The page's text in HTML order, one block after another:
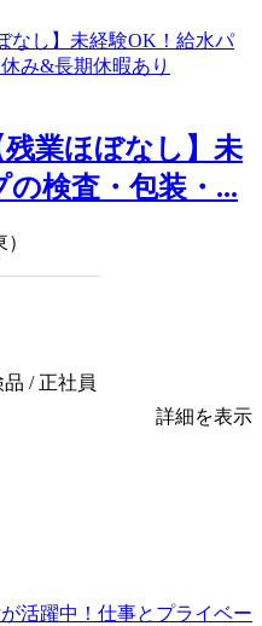
残業ほぼなし】未
検査・包装・...
/ 正社員
詳細を表示